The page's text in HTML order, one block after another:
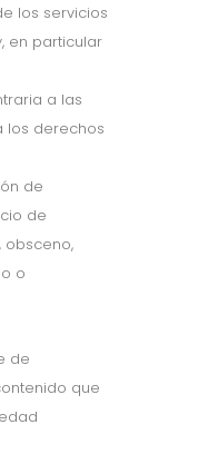
los servicios
en particular
a las
los derechos
de
de
obsceno,
o
de
que